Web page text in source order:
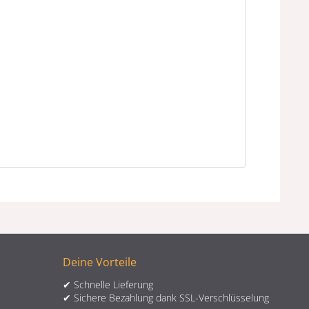
Deine Vorteile
✔ Schnelle Lieferung
✔ Sichere Bezahlung dank SSL-Verschlüsselung